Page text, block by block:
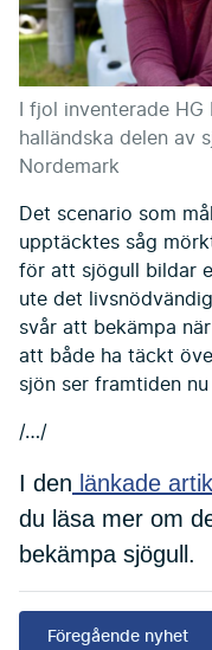
I fjol inventerade
halländska delen av
Nordemark
Det scenario som
upptäcktes såg
för att sjögull bildar
ute det
svår att bekämpa
att både ha täckt
sjön ser framtiden
/…/
I den länkade
du läsa mer om
bekämpa sjögull.
Föregående nyhet